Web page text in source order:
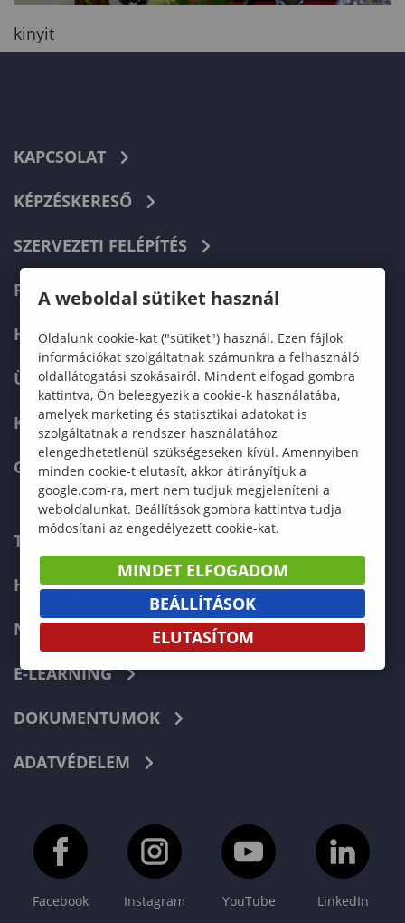
kinyit
KAPCSOLAT
KÉPZÉSKERESŐ
SZERVEZETI FELÉPÍTÉS
FELVÉTELIZŐKNEK
HALLGATÓKNAK
ÜZLETI PARTNEREKNEK
KARRIER
GREEN UNIVERSITY
TELEFONKÖNYV
HIBABEJELENTÉS
NEPTUN
E-LEARNING
DOKUMENTUMOK
ADATVÉDELEM
Facebook Instagram YouTube LinkedIn
A weboldal sütiket használ
Oldalunk cookie-kat ("sütiket") használ. Ezen fájlok
információkat szolgáltatnak számunkra a felhasználó
oldallátogatási szokásairól. Mindent elfogad gombra
kattintva, Ön beleegyezik a cookie-k használatába,
amelyek marketing és statisztikai adatokat is
szolgáltatnak a rendszer használatához
elengedhetetlenül szükségeseken kívül. Amennyiben
minden cookie-t elutasít, akkor átirányítjuk a
google.com-ra, mert nem tudjuk megjeleníteni a
weboldalunkat. Beállítások gombra kattintva tudja
módosítani az engedélyezett cookie-kat.
MINDET ELFOGADOM
BEÁLLÍTÁSOK
ELUTASÍTOM